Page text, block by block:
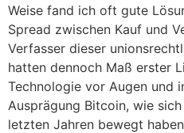
Weise fand ich oft gute
Spread zwischen Kauf und
Verfasser dieser
hatten dennoch Maß erster
Technologie vor Augen und
Ausprägung Bitcoin, wie
letzten Jahren bewegt